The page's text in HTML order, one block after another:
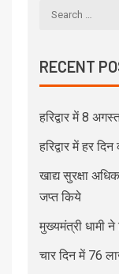
RECENT
हरिद्वार में 8
हरिद्वार में हर
खाद्य सुरक्षा
जप्त किये
मुख्यमंत्री धामी ने
चार दिन में 76